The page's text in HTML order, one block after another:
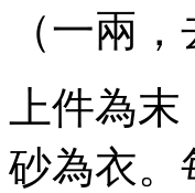
（一兩，
上件為
砂為衣。